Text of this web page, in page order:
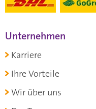
Unternehmen
Karriere
Ihre Vorteile
Wir über uns